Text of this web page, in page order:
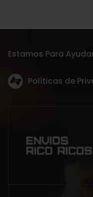
Estamos Para
Políticas de